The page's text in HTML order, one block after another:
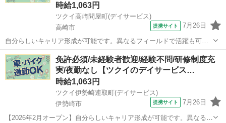
時給1,063円
ツクイ高崎問屋町(デイサービス)
高崎市
提携サイト 7月26日
自分らしいキャリア形成が可能です。異なるフィールドで活躍も可！
資格取得支援も整っています。 ★☆ 働きやすいメリット多数 ★☆ ＼
＼サービス・職種の魅力／／ 「今私たちに求められていることは何だ
ろう」「どんな工夫をしたら...
群馬 高崎市 介護
免許必須/未経験者歓迎/経験不問/研修制度充
実/夜勤なし【ツクイのデイサービス…
時給1,063円
ツクイ伊勢崎連取町(デイサービス)
伊勢崎市
提携サイト 7月26日
【2026年2月オープン】自分らしいキャリア形成が可能です。異なるフ